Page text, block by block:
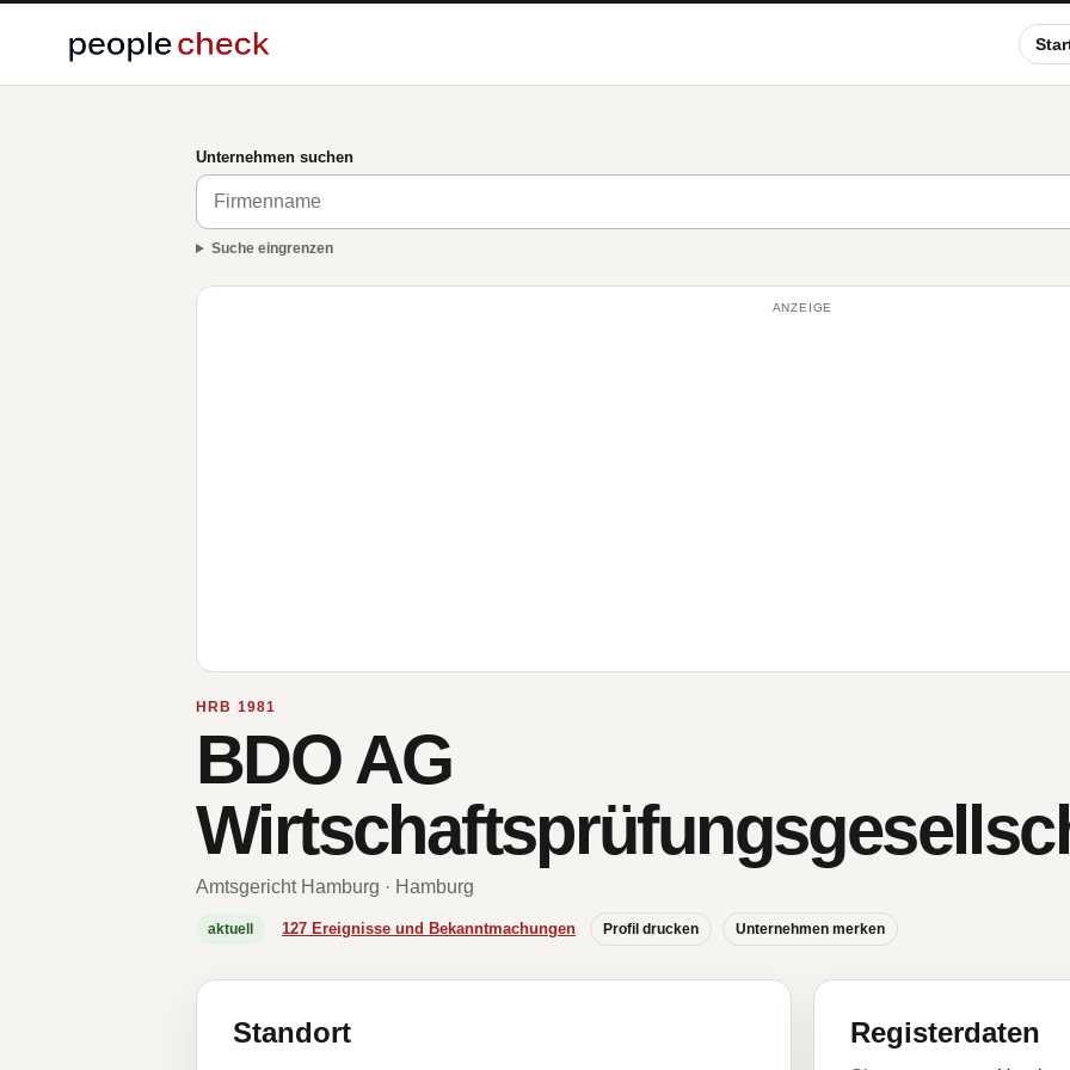
Unternehmen suchen
Suche eingrenzen
ANZEIGE
HRB 1981
BDO AG
Amtsgericht Hamburg · Hamburg
aktuell 127 Ereignisse und Bekanntmachungen Profil drucken Unternehmen merken
Standort Registerdaten